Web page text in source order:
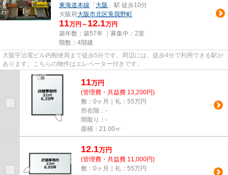
東海道本線 「 大阪 」駅 徒歩10分
大阪府大阪市北区兎我野町
11万円～ 12.1万円
築年数：築57年 ｜募集中： 2室
階数：4階建
大阪宇治電ビル内郵便局まで徒歩5分です。周辺には、徒歩4分で利用できる駅が
あります。こちらの物件はエレベーター付きです。
11万円
(管理費・共益費 13,200円)
敷：0ヶ月｜礼：55万円
所在階：-
間取り：-
面積：21.00㎡
12.1万円
(管理費・共益費 11,000円)
敷：0ヶ月｜礼：55万円